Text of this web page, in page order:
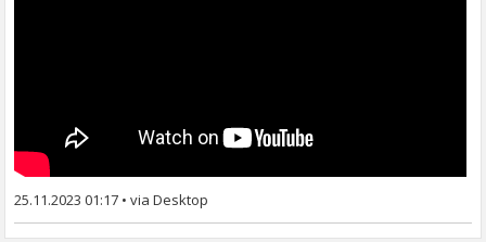
25.11.2023 01:17 •